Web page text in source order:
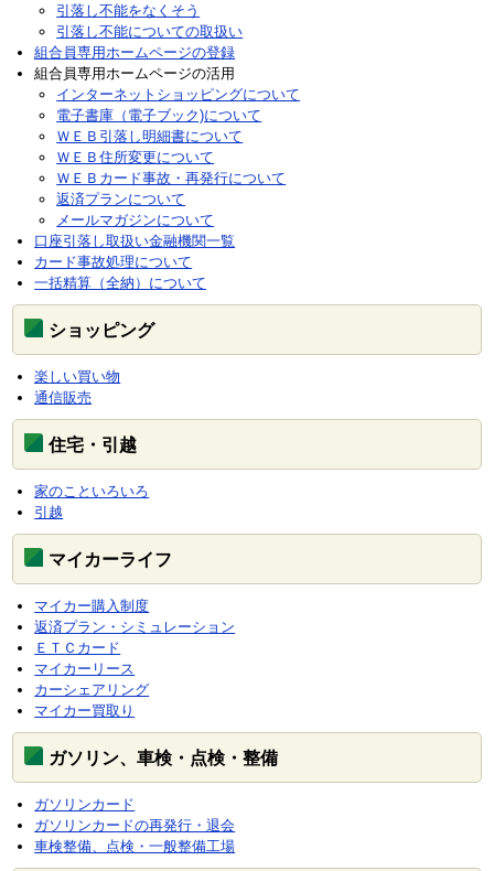
引落し不能をなくそう
引落し不能についての取扱い
組合員専用ホームページの登録
組合員専用ホームページの活用
インターネットショッピングについて
電子書庫（電子ブック)について
ＷＥＢ引落し明細書について
ＷＥＢ住所変更について
ＷＥＢカード事故・再発行について
返済プランについて
メールマガジンについて
口座引落し取扱い金融機関一覧
カード事故処理について
一括精算（全納）について
ショッピング
楽しい買い物
通信販売
住宅・引越
家のこといろいろ
引越
マイカーライフ
マイカー購入制度
返済プラン・シミュレーション
ＥＴＣカード
マイカーリース
カーシェアリング
マイカー買取り
ガソリン、車検・点検・整備
ガソリンカード
ガソリンカードの再発行・退会
車検整備、点検・一般整備工場